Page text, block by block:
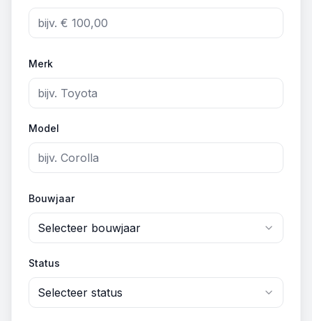
Merk
Model
Bouwjaar
Selecteer bouwjaar
Status
Selecteer status